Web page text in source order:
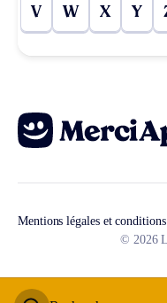
V W X Y
Mentions légales et
© 2026